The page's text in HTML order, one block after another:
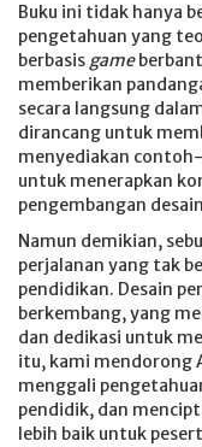
Buku ini tidak hanya
pengetahuan yang
berbasis game
memberikan
secara langsung
dirancang untuk
menyediakan
untuk menerapkan
pengembangan
Namun demikian,
perjalanan yang tak
pendidikan. Desain
berkembang, yang
dan dedikasi untuk
itu, kami mendorong
menggali
pendidik, dan
lebih baik untuk